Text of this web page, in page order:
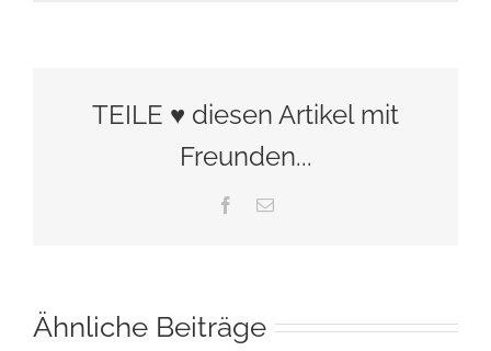
TEILE ♥ diesen Artikel mit
Freunden...
Facebook
E-
Ähnliche Beiträge